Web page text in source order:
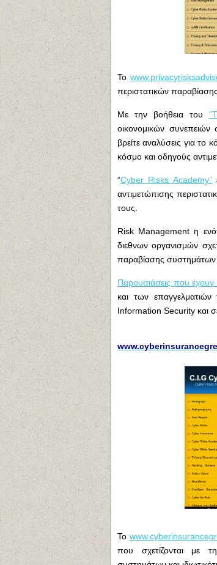
To
περιστατικών
Με την βοήθεια του
οικονομικών
βρείτε αναλύσεις για το
κόσμο και οδηγούς
“Cyber Risks Academy”
αντιμετώπισης
τους.
Risk Management η
διεθνων οργανισμών
παραβίασης συστημάτων
Παρουσιάσεις που έχουν
και των
Information Security και
Το
που σχετίζονται με